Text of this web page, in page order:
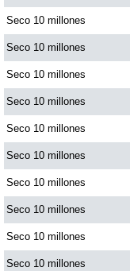
Seco 10 millones
Seco 10 millones
Seco 10 millones
Seco 10 millones
Seco 10 millones
Seco 10 millones
Seco 10 millones
Seco 10 millones
Seco 10 millones
Seco 10 millones